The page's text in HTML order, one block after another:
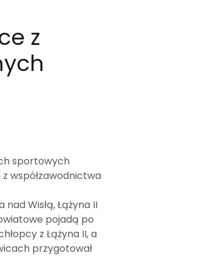
z
sportowych
współzawodnictwa
Wisłą, Łążyna II
pojadą po
z Łążyna II, a
przygotował